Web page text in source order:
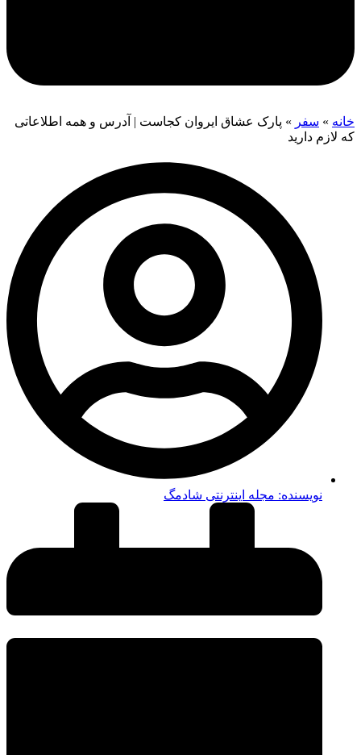
خانه » سفر » پارک عشاق ایروان کجاست | آدرس و همه اطلاعاتی
که لازم دارید
نویسنده: مجله اینترنتی شادمگ